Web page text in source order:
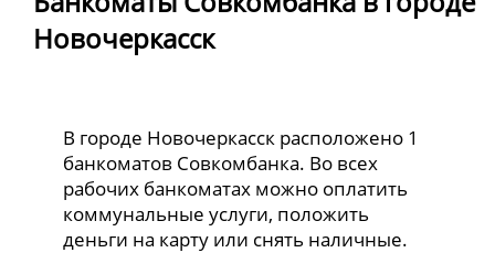
Новочеркасск
В городе Новочеркасск расположено 1
банкоматов Совкомбанка. Во всех
рабочих банкоматах можно оплатить
коммунальные услуги, положить
деньги на карту или снять наличные.